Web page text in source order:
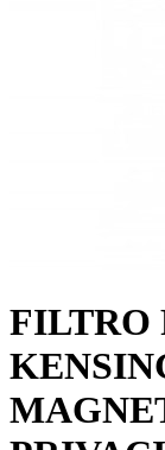
FILTRO